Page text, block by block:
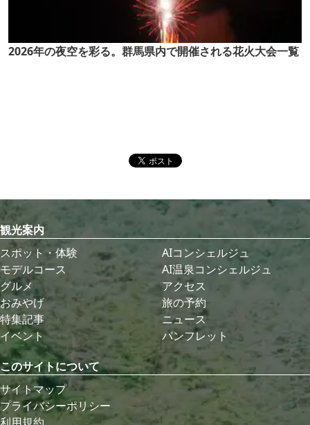
2026年の夜空を彩る。群馬県内で開催される花火大会一覧
観光案内
スポット・体験
モデルコース
グルメ
おみやげ
特集記事
イベント
AIコンシェルジュ
AI温泉コンシェルジュ
アクセス
旅の予約
ニュース
パンフレット
このサイトについて
サイトマップ
プライバシーポリシー